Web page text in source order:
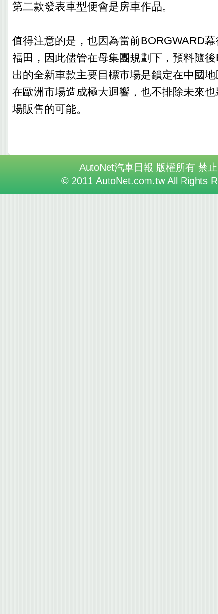
第二款發表車型便會是房車作品。
值得注意的是，也因為當前BORGWARD
福田，因此儘管在母集團規劃下，預料隨
出的全新車款主要目標市場是鎖定在中國
在歐洲市場造成極大迴響，也不排除未來
場販售的可能。
AutoNet汽車日報 版權所有 禁
© 2011 AutoNet.com.tw All Rights